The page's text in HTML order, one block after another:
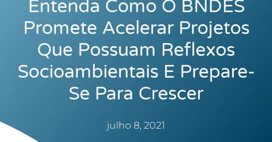
Entenda Como O BNDES
Promete Acelerar Projetos
Que Possuam Reflexos
Socioambientais E Prepare-
Se Para Crescer
julho 8, 2021